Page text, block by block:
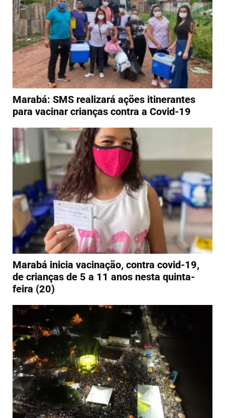
Marabá: SMS realizará ações itinerantes
para vacinar crianças contra a Covid-19
Marabá inicia vacinação, contra covid-19,
de crianças de 5 a 11 anos nesta quinta-
feira (20)